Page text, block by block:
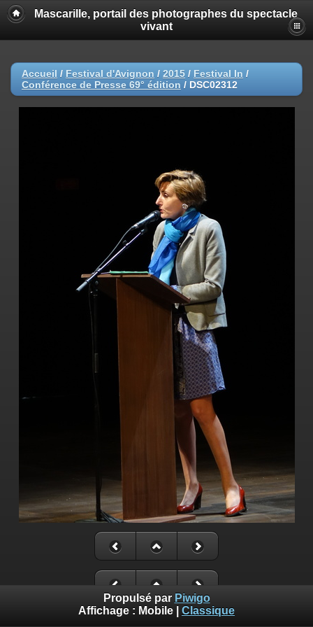
Mascarille, portail des photographes du spectacle
vivant
Accueil / Festival d'Avignon / 2015 / Festival In /
Conférence de Presse 69° édition / DSC02312
Propulsé par Piwigo
Affichage : Mobile Classique